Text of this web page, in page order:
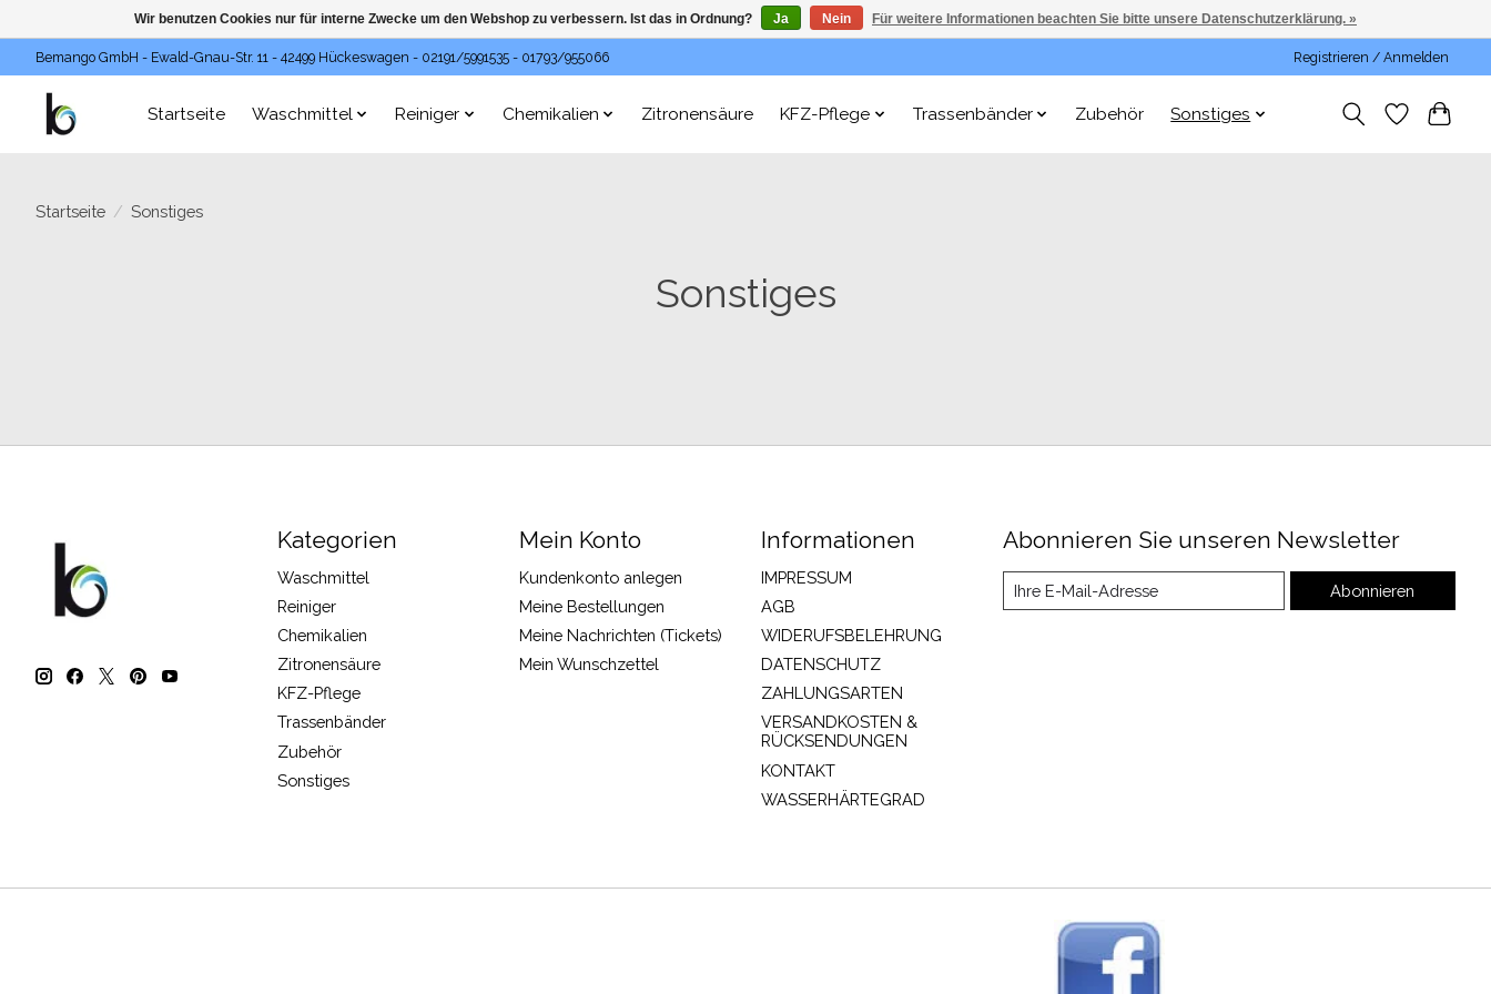
Bemango GmbH - Ewald-Gnau-Str. 11 - 42499 Hückeswagen - 02191/5991535 - 01793/955066 Registrieren / Anmelden
Startseite Waschmittel Reiniger Chemikalien Zitronensäure KFZ-Pflege Trassenbänder Zubehör Sonstiges
Startseite / Sonstiges
Sonstiges
Kategorien
Waschmittel
Reiniger
Chemikalien
Zitronensäure
KFZ-Pflege
Trassenbänder
Zubehör
Sonstiges
Mein Konto
Kundenkonto anlegen
Meine Bestellungen
Meine Nachrichten (Tickets)
Mein Wunschzettel
Informationen
IMPRESSUM
AGB
WIDERUFSBELEHRUNG
DATENSCHUTZ
ZAHLUNGSARTEN
VERSANDKOSTEN &
RÜCKSENDUNGEN
KONTAKT
WASSERHÄRTEGRAD
Abonnieren Sie unseren Newsletter
Abonnieren
Wir benutzen Cookies nur für interne Zwecke um den Webshop zu verbessern. Ist das in Ordnung? Ja Nein Für weitere Informationen beachten Sie bitte unsere Datenschutzerklärung. »